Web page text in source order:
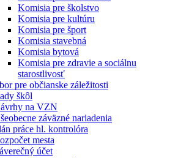
Komisia pre školstvo
Komisia pre kultúru
Komisia pre šport
Komisia stavebná
Komisia bytová
Komisia pre zdravie a sociálnu
starostlivosť
pre občianske záležitosti
škôl
na VZN
záväzné nariadenia
práce hl. kontrolóra
mesta
účet